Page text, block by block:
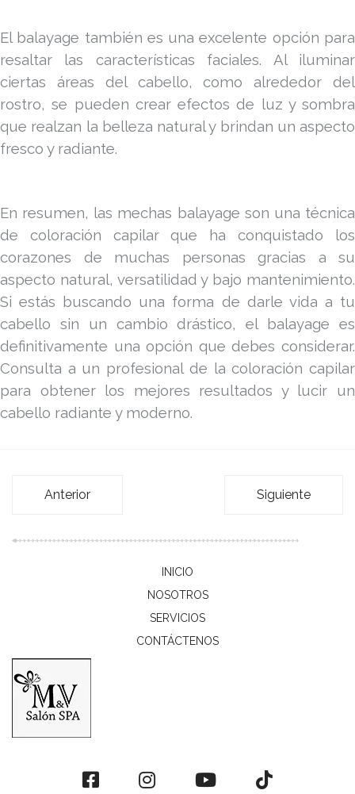
El balayage también es una excelente opción para
resaltar las características faciales. Al iluminar
ciertas áreas del cabello, como alrededor del
rostro, se pueden crear efectos de luz y sombra
que realzan la belleza natural y brindan un aspecto
fresco y radiante.
En resumen, las mechas balayage son una técnica
de coloración capilar que ha conquistado los
corazones de muchas personas gracias a su
aspecto natural, versatilidad y bajo mantenimiento.
Si estás buscando una forma de darle vida a tu
cabello sin un cambio drástico, el balayage es
definitivamente una opción que debes considerar.
Consulta a un profesional de la coloración capilar
para obtener los mejores resultados y lucir un
cabello radiante y moderno.
Anterior Siguiente
INICIO
NOSOTROS
SERVICIOS
CONTÁCTENOS